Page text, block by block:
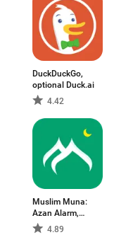
DuckDuckGo,
optional Duck.ai
4.42
Muslim Muna:
Azan Alarm,
Quran4.89